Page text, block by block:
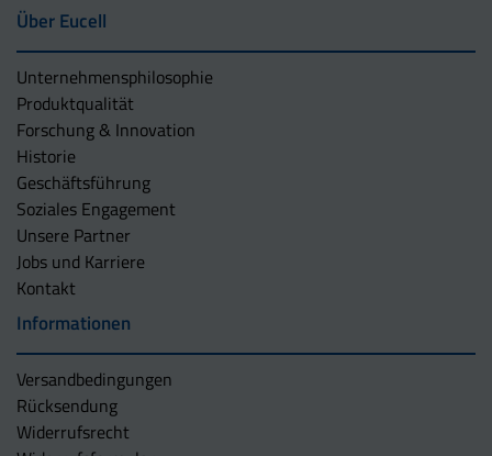
Über Eucell
Unternehmens­philosophie
Produktqualität
Forschung & Innovation
Historie
Geschäftsführung
Soziales Engagement
Unsere Partner
Jobs und Karriere
Kontakt
Informationen
Versandbedingungen
Rücksendung
Widerrufsrecht